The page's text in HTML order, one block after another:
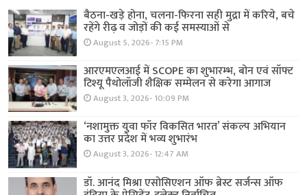
बैठना-खड़े होना, चलना-फिरना सही मुद्रा में करिये, बचे
रहेंगे रीढ़ व जोड़ों की कई समस्याओं से
August 5, 2026- 7:15 PM
आरएमएलआई में SCOPE का शुभारम्भ, बोन एवं सॉफ्ट
टिश्यू पैथोलॉजी शैक्षिक सम्मेलन से करेगा आगाज
August 3, 2026- 10:09 PM
‘नशामुक्त युवा फॉर विकसित भारत’ संकल्प अभियान
का उत्तर प्रदेश में भव्य शुभारंभ
August 3, 2026- 12:47 AM
डॉ. आनंद मिश्रा एसोसिएशन ऑफ ब्रेस्ट सर्जन्स ऑफ